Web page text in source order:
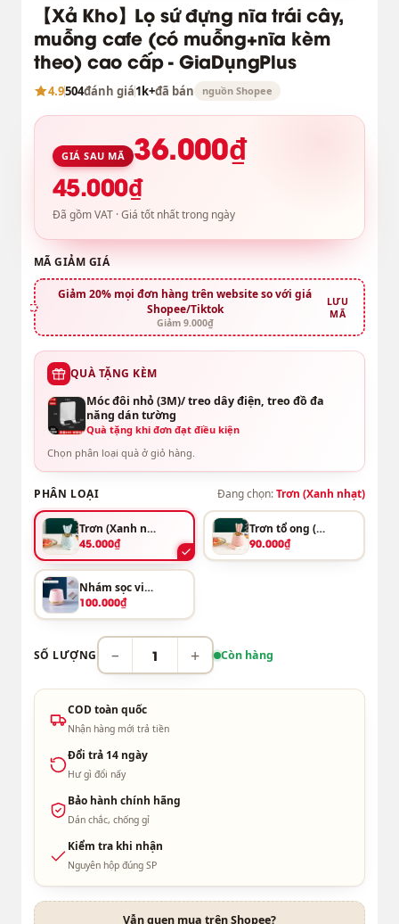
【Xả Kho】Lọ sứ đựng nĩa trái cây,
muỗng cafe (có muỗng+nĩa kèm
theo) cao cấp - GiaDụngPlus
4.9504đánh giá1k+đã bán nguồn Shopee
GIÁ SAU MÃ 36.000₫
45.000₫
Đã gồm VAT · Giá tốt nhất trong ngày
MÃ GIẢM GIÁ
Giảm 20% mọi đơn hàng trên website so với giá
Shopee/Tiktok
Giảm 9.000₫
LƯU
MÃ
QUÀ TẶNG KÈM
Móc đôi nhỏ (3M)/ treo dây điện, treo đồ đa
năng dán tường
Quà tặng khi đơn đạt điều kiện
Chọn phân loại quà ở giỏ hàng.
PHÂN LOẠI Đang chọn:Trơn (Xanh nhạt)
Trơn (Xanh nhạt)
45.000₫
Trơn tổ ong (Hồng)
90.000₫
Nhám sọc viền (Hồng)
100.000₫
SỐ LƯỢNG − + Còn hàng
COD toàn quốc
Nhận hàng mới trả tiền
Đổi trả 14 ngày
Hư gì đổi nấy
Bảo hành chính hãng
Dán chắc, chống gỉ
Kiểm tra khi nhận
Nguyên hộp đúng SP
Vẫn quen mua trên Shopee?